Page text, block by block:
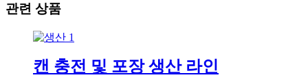
관련 상품
캔 충전 및 포장 생산 라인